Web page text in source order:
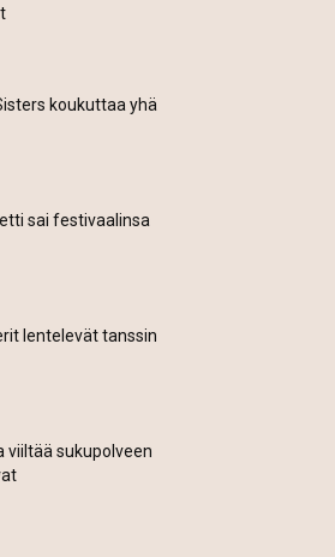
koukuttaa yhä
sai festivaalinsa
lentelevät tanssin
viiltää sukupolveen